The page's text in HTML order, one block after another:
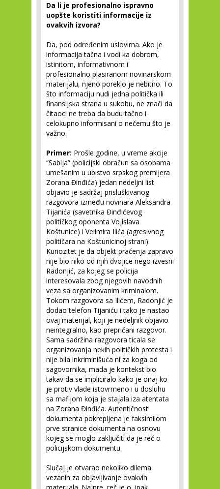
Da li je profesionalno ispravno
uopšte koristiti informacije iz
ovakvih izvora?
Da, pod određenim uslovima. Ako je
informacija tačna i vodi ka dobrom,
istinitom, informativnom i
profesionalno plasiranom novinarskom
materijalu, njeno poreklo je nebitno. To
što informaciju nudi jedna politička ili
finansijska strana u sukobu, ne znači da
čitaoci ne treba da budu tačno i
celokupno informisani o nečemu što je
važno.
Primer: Prošle godine, u vreme akcije
“Sablja” (policijski obračun sa osobama
umešanim u ubistvo srpskog premijera
Zorana Đinđića) jedan nedeljni list
objavio je sadržaj prisluškivanog
razgovora između novinara Aleksandra
Tijanića (savetnika Đinđićevog
političkog oponenta Vojislava
Koštunice) i Velimira Ilića (agresivnog
političara na Koštunicinoj strani).
Kuriozitet je da objekt praćenja zapravo
nije bio niko od njih dvojice nego izvesni
Radonjić, za kojeg se policija
interesovala zbog njegovih navodnih
veza sa organizovanim kriminalom.
Tokom razgovora sa Ilićem, Radonjić je
dodao telefon Tijaniću i tako je nastao
ovaj materijal, koji je nedeljnik objavio
neintegralno, kao prepričani razgovor.
Sama sadržina razgovora ticala se
organizovanja nekih političkih protesta i
nije bila inkriminišuća ni za koga od
sagovornika, mada je kontekst bio
takav da se impliciralo kako je onaj ko
je protiv vlade istovrmeno i u dosluhu
sa mafijom koja je stajala iza atentata
na Zorana Đinđića. Autentičnost
dokumenta pokrepljena je faksimilom
prve stranice dokumenta na osnovu
kojeg se moglo zaključiti da je reč o
policijskom dokumentu.
Slučaj je otvarao nekoliko dilema
vezanih za objavljivanje ovakvih